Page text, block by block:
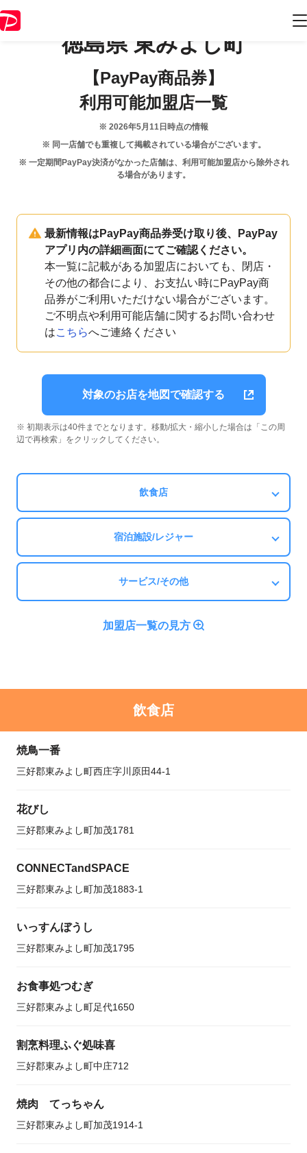
徳島県 東みよし町
【PayPay商品券】
利用可能加盟店一覧
※ 2026年5月11日 時点の情報
※ 同一店舗でも重複して掲載されている場合がございます。
※ 一定期間PayPay決済がなかった店舗は、利用可能加盟店から除外され
る場合があります。
最新情報はPayPay商品券受け取り後、PayPay
アプリ内の詳細画面にてご確認ください。
本一覧に記載がある加盟店においても、閉店・
その他の都合により、お支払い時にPayPay商
品券がご利用いただけない場合がございます。
ご不明点や利用可能店舗に関するお問い合わせ
はこちらへご連絡ください
対象のお店を地図で確認する
※ 初期表示は40件までとなります。移動/拡大・縮小した場合は「この周
辺で再検索」をクリックしてください。
飲食店
宿泊施設/レジャー
サービス/その他
加盟店一覧の見方
飲食店
焼鳥一番
三好郡東みよし町西庄字川原田44-1
花びし
三好郡東みよし町加茂1781
CONNECTandSPACE
三好郡東みよし町加茂1883-1
いっすんぼうし
三好郡東みよし町加茂1795
お食事処つむぎ
三好郡東みよし町足代1650
割烹料理ふぐ処味喜
三好郡東みよし町中庄712
焼肉 てっちゃん
三好郡東みよし町加茂1914-1